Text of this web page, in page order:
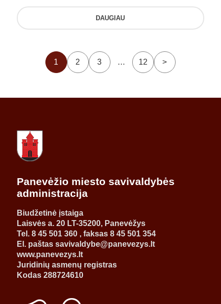
DAUGIAU
1 2 3 … 12 >
Panevėžio miesto savivaldybės
administracija
Biudžetinė įstaiga
Laisvės a. 20 LT-35200, Panevėžys
Tel. 8 45 501 360 , faksas 8 45 501 354
El. paštas savivaldybe@panevezys.lt
www.panevezys.lt
Juridinių asmenų registras
Kodas 288724610